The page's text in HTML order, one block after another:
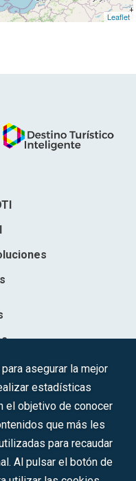
Leaflet
de la Innovación y las
Se. 8, F. 129, H. 201.307.
asegurar la mejor
estadísticas
el objetivo de conocer
que más les
para recaudar
Al pulsar el botón de